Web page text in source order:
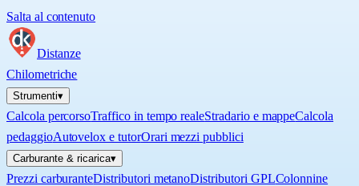
Salta al contenuto
Distanze
Chilometriche
Strumenti▾
Calcola percorsoTraffico in tempo realeStradario e mappeCalcola
pedaggioAutovelox e tutorOrari mezzi pubblici
Carburante & ricarica▾
Prezzi carburanteDistributori metanoDistributori GPLColonnine